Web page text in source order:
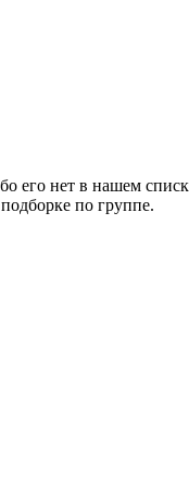
его нет в нашем
по группе.